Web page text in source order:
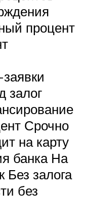
процент
залог
Срочно
на карту
банка На
Без залога
без